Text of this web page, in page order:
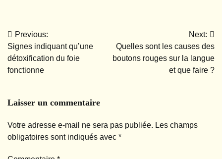
Navigation
de
l’article
Previous:
Signes indiquant qu’une
détoxification du foie
fonctionne
Next:
Quelles sont les causes des
boutons rouges sur la langue
et que faire ?
Laisser un commentaire
Votre adresse e-mail ne sera pas publiée. Les champs
obligatoires sont indiqués avec *